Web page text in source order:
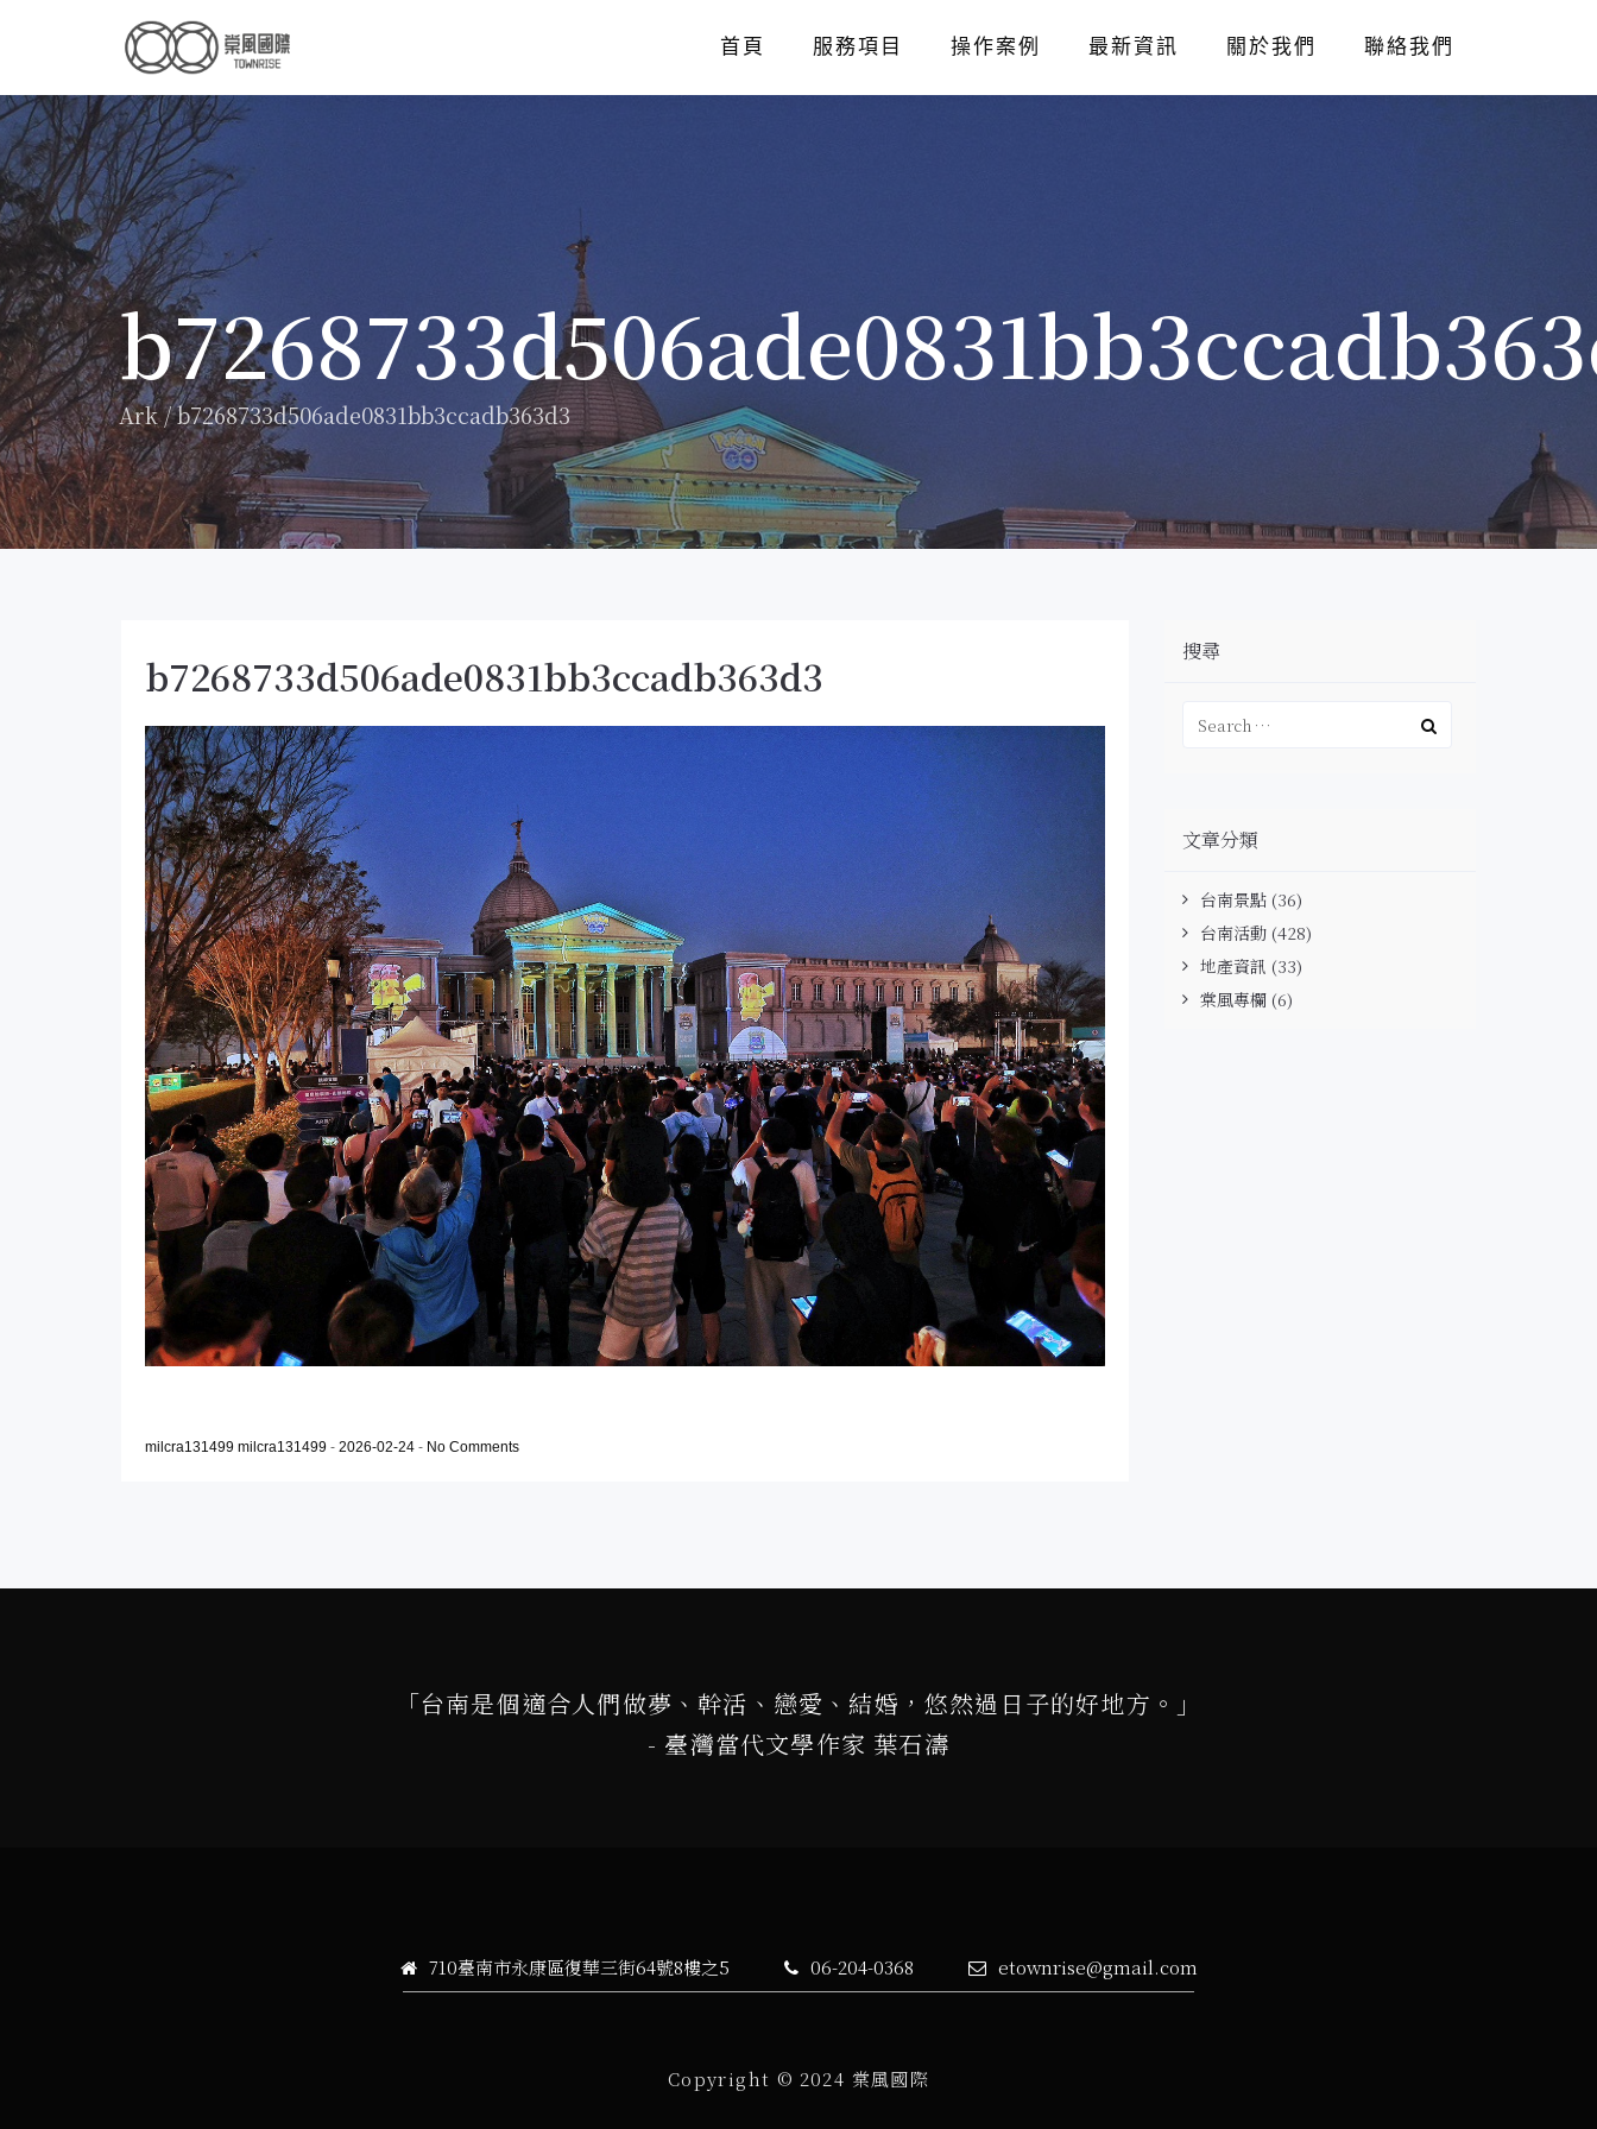
首頁 服務項目 操作案例 最新資訊 關於我們 聯絡我們
Ark/b7268733d506ade0831bb3ccadb363d3
b7268733d506ade0831bb3ccadb363d3
milcra131499 milcra131499 - 2026-02-24 - No Comments
搜尋
文章分類
台南景點(36)
台南活動(428)
地產資訊 (33)
棠風專欄(6)
「台南是個適合人們做夢、幹活、戀愛、結婚，悠然過日子的好地方。」
- 臺灣當代文學作家 葉石濤
710臺南市永康區復華三街64號8樓之5 06-204-0368 etownrise@gmail.com
Copyright © 2024 棠風國際